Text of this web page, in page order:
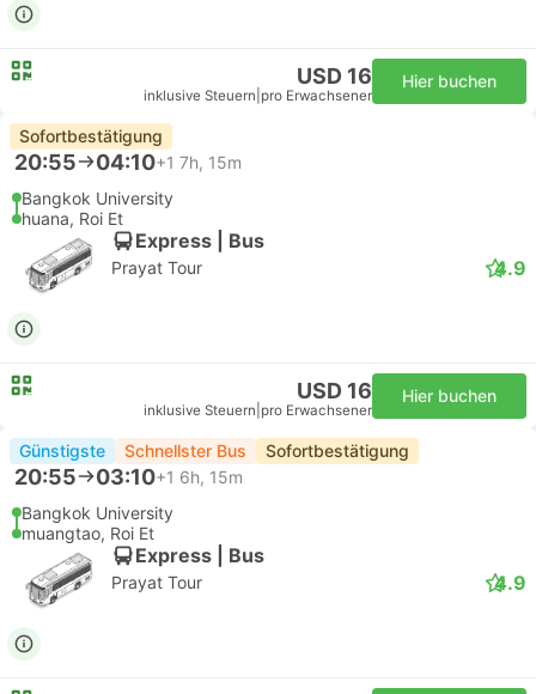
USD 16
inklusive Steuern pro Erwachsener
Hier buchen
Sofortbestätigung
20:55 04:10+1 7h, 15m
Bangkok University
huana, Roi Et
Express | Bus
Prayat Tour 4.9
USD 16
inklusive Steuern pro Erwachsener
Hier buchen
Günstigste Schnellster Bus Sofortbestätigung
20:55 03:10+1 6h, 15m
Bangkok University
muangtao, Roi Et
Express | Bus
Prayat Tour 4.9